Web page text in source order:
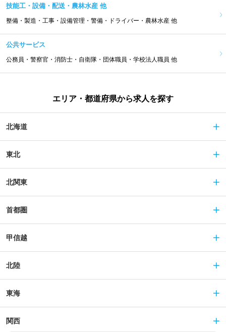
技能工・設備・配送・農林水産 他
整備・製造・工事・設備管理・警備・ドライバー・農林水産 他
公共サービス
公務員・警察官・消防士・自衛隊・団体職員・学校法人職員 他
エリア・都道府県から求人を探す
北海道
東北
北関東
首都圏
甲信越
北陸
東海
関西